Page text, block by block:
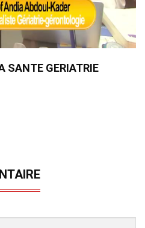
SANTE GERIATRIE